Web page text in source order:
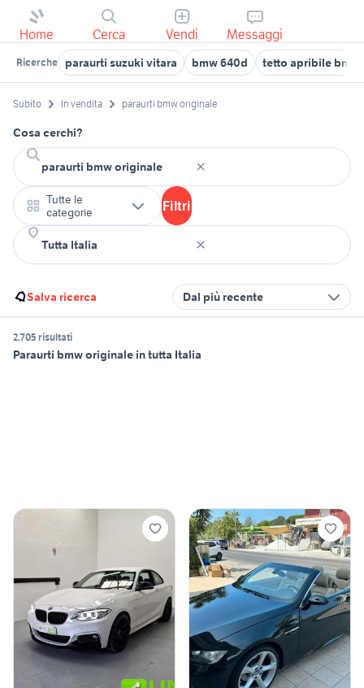
Home Cerca Vendi Messaggi
Ricerche paraurti suzuki vitara bmw 640d tetto apribile bmw
Subito In vendita paraurti bmw originale
Cosa cerchi?
Tutte le
categorie
Filtri
Salva ricerca Dal più recente
2.705 risultati
Paraurti bmw originale in tutta Italia